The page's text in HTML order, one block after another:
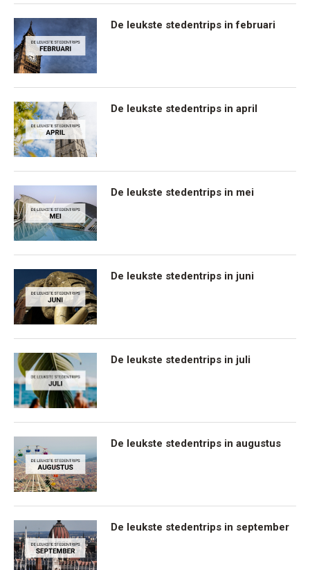
De leukste stedentrips in februari
De leukste stedentrips in april
De leukste stedentrips in mei
De leukste stedentrips in juni
De leukste stedentrips in juli
De leukste stedentrips in augustus
De leukste stedentrips in september